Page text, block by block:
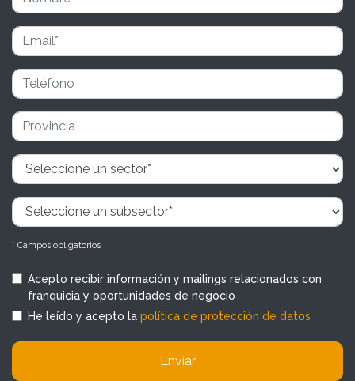
* Campos obligatorios
Acepto recibir información y mailings relacionados con
franquicia y oportunidades de negocio
He leído y acepto la política de protección de datos
Enviar